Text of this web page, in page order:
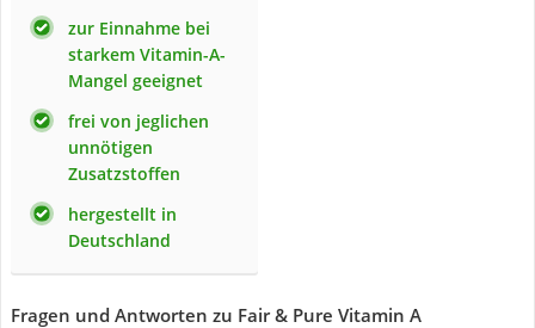
zur Einnahme bei
starkem Vitamin-A-
Mangel geeignet
frei von jeglichen
unnötigen
Zusatzstoffen
hergestellt in
Deutschland
Fragen und Antworten zu Fair & Pure Vitamin A